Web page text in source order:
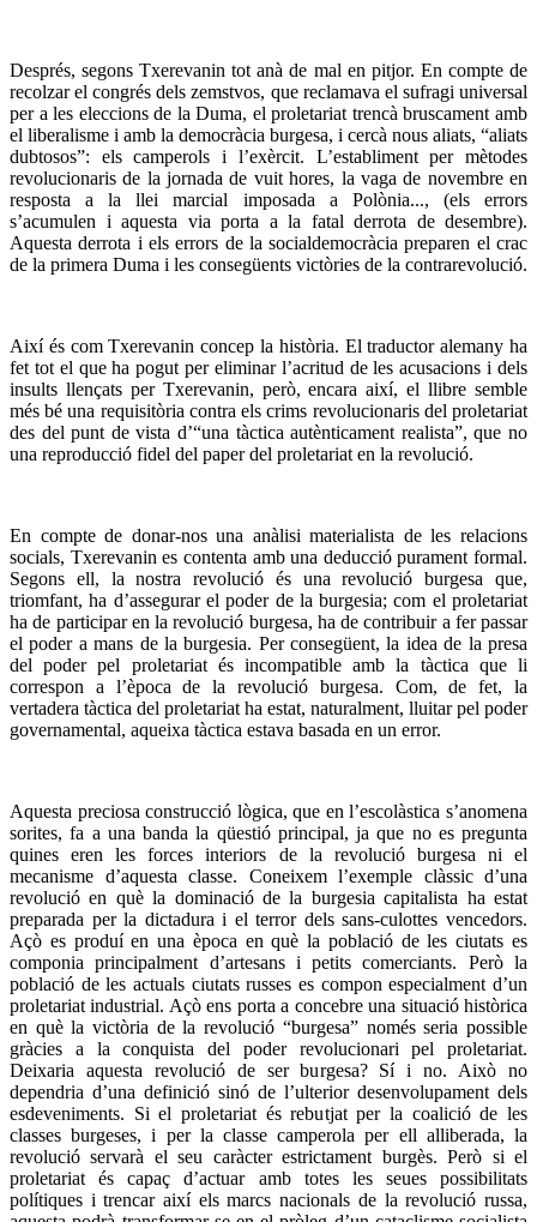
Després, segons Txerevanin tot anà de mal en pitjor. En compte de
recolzar el congrés dels zemstvos, que reclamava el sufragi universal
per a les eleccions de la Duma, el proletariat trencà bruscament amb
el liberalisme i amb la democràcia burgesa, i cercà nous aliats, “aliats
dubtosos”: els camperols i l’exèrcit. L’establiment per mètodes
revolucionaris de la jornada de vuit hores, la vaga de novembre en
resposta a la llei marcial imposada a Polònia..., (els errors
s’acumulen i aquesta via porta a la fatal derrota de desembre).
Aquesta derrota i els errors de la socialdemocràcia preparen el crac
de la primera Duma i les consegüents victòries de la contrarevolució.
Així és com Txerevanin concep la història. El traductor alemany ha
fet tot el que ha pogut per eliminar l’acritud de les acusacions i dels
insults llençats per Txerevanin, però, encara així, el llibre semble
més bé una requisitòria contra els crims revolucionaris del proletariat
des del punt de vista d’“una tàctica autènticament realista”, que no
una reproducció fidel del paper del proletariat en la revolució.
En compte de donar-nos una anàlisi materialista de les relacions
socials, Txerevanin es contenta amb una deducció purament formal.
Segons ell, la nostra revolució és una revolució burgesa que,
triomfant, ha d’assegurar el poder de la burgesia; com el proletariat
ha de participar en la revolució burgesa, ha de contribuir a fer passar
el poder a mans de la burgesia. Per consegüent, la idea de la presa
del poder pel proletariat és incompatible amb la tàctica que li
correspon a l’època de la revolució burgesa. Com, de fet, la
vertadera tàctica del proletariat ha estat, naturalment, lluitar pel poder
governamental, aqueixa tàctica estava basada en un error.
Aquesta preciosa construcció lògica, que en l’escolàstica s’anomena
sorites, fa a una banda la qüestió principal, ja que no es pregunta
quines eren les forces interiors de la revolució burgesa ni el
mecanisme d’aquesta classe. Coneixem l’exemple clàssic d’una
revolució en què la dominació de la burgesia capitalista ha estat
preparada per la dictadura i el terror dels sans-culottes vencedors.
Açò es produí en una època en què la població de les ciutats es
componia principalment d’artesans i petits comerciants. Però la
població de les actuals ciutats russes es compon especialment d’un
proletariat industrial. Açò ens porta a concebre una situació històrica
en què la victòria de la revolució “burgesa” només seria possible
gràcies a la conquista del poder revolucionari pel proletariat.
Deixaria aquesta revolució de ser burgesa? Sí i no. Això no
dependria d’una definició sinó de l’ulterior desenvolupament dels
esdeveniments. Si el proletariat és rebutjat per la coalició de les
classes burgeses, i per la classe camperola per ell alliberada, la
revolució servarà el seu caràcter estrictament burgès. Però si el
proletariat és capaç d’actuar amb totes les seues possibilitats
polítiques i trencar així els marcs nacionals de la revolució russa,